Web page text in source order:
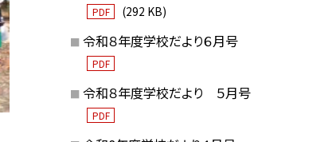
PDF (292 KB)
令和８年度学校だより６月号
PDF
令和８年度学校だより ５月号
PDF